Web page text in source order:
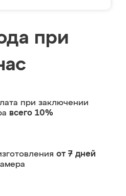
при
при заключении
всего 10%
от 7 дней